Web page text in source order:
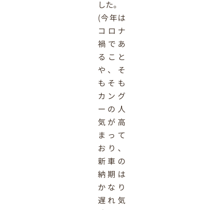
した。
(今年は
コロナ
禍であ
ること
や、そ
もそも
カング
ーの人
気が高
まって
おり、
新車の
納期は
かなり
遅れ気